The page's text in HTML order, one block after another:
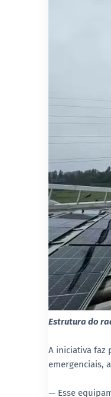
Estrutura do
A iniciativa faz
emergenciais,
— Esse